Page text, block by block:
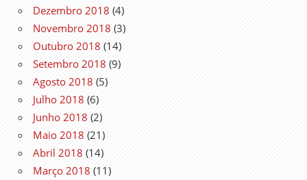
Dezembro 2018 (4)
Novembro 2018 (3)
Outubro 2018 (14)
Setembro 2018 (9)
Agosto 2018 (5)
Julho 2018 (6)
Junho 2018 (2)
Maio 2018 (21)
Abril 2018 (14)
Março 2018 (11)